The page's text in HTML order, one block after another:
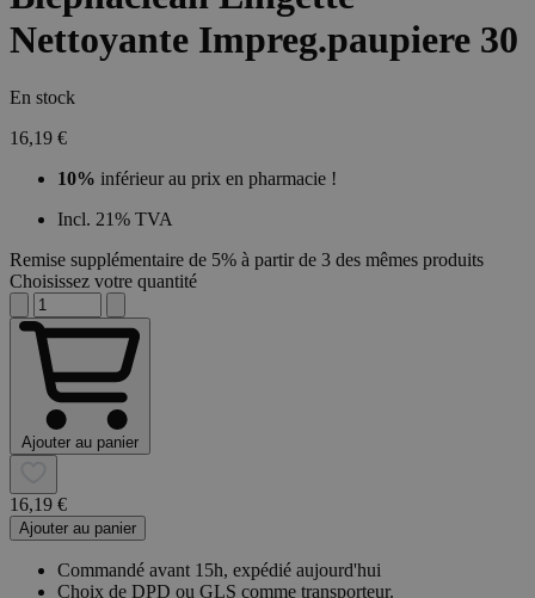
Nettoyante Impreg.paupiere 30
En stock
16,19 €
10% inférieur au prix en pharmacie !
Incl. 21% TVA
Remise supplémentaire de 5% à partir de 3 des mêmes produits
Choisissez votre quantité
Ajouter au panier
16,19 €
Ajouter au panier
Commandé avant 15h, expédié aujourd'hui
Choix de DPD ou GLS comme transporteur.